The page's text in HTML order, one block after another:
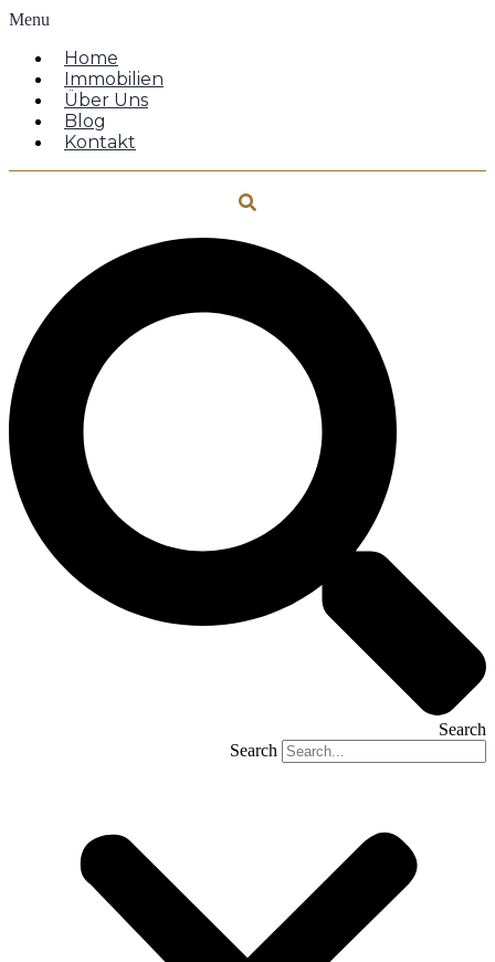
Menu
Home
Immobilien
Über Uns
Blog
Kontakt
Search
Search